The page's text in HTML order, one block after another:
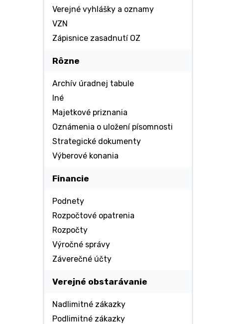
Verejné vyhlášky a oznamy
VZN
Zápisnice zasadnutí OZ
Rôzne
Archív úradnej tabule
Iné
Majetkové priznania
Oznámenia o uložení písomnosti
Strategické dokumenty
Výberové konania
Financie
Podnety
Rozpočtové opatrenia
Rozpočty
Výročné správy
Záverečné účty
Verejné obstarávanie
Nadlimitné zákazky
Podlimitné zákazky